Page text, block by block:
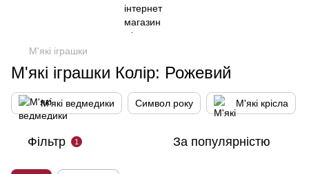
М'які іграшки
М'які іграшки Колір: Рожевий
М'які ведмедики Символ року М'які крісла
Фільтр 1 За популярністю